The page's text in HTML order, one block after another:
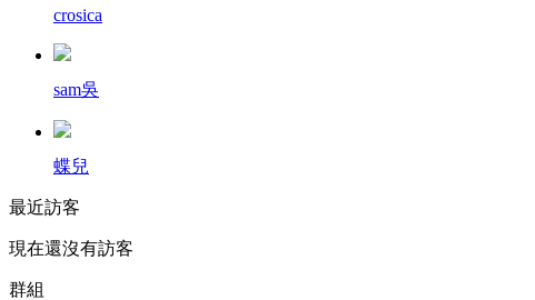
crosica
sam吳
蝶兒
最近訪客
現在還沒有訪客
群組